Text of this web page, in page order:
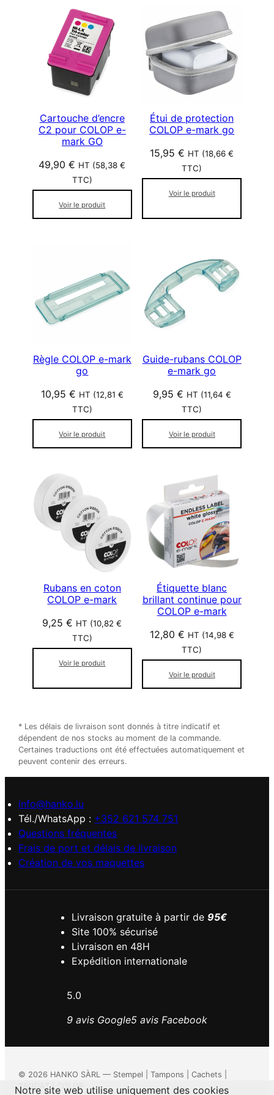
l
a
i
é
Cartouche d’encre
C2 pour COLOP e-
mark GO
49,90€ HT (58,38€
TTC)
Voir le produit
Étui de protection
COLOP e-mark go
15,95€ HT (18,66€
TTC)
Voir le produit
Règle COLOP e-mark
go
10,95 € HT (12,81 €
TTC)
Voir le produit
Guide-rubans COLOP
e-mark go
9,95 € HT (11,64 €
TTC)
Voir le produit
Rubans en coton
COLOP e-mark
9,25€ HT (10,82€
TTC)
Voir le produit
Étiquette blanc
brillant continue pour
COLOP e-mark
12,80 € HT (14,98 €
TTC)
Voir le produit
* Les délais de livraison sont donnés à titre indicatif et
dépendent de nos stocks au moment de la commande.
Certaines traductions ont été effectuées automatiquement et
peuvent contenir des erreurs.
info@hanko.lu
Tél./WhatsApp : +352 621 574 751
Questions fréquentes
Frais de port et délais de livraison
Création de vos maquettes
Livraison gratuite à partir de 95€
Site 100% sécurisé
Livraison en 48H
Expédition internationale
5.0
9 avis Google5 avis Facebook
© 2026 HANKO SÀRL — Stempel | Tampons | Cachets |
TRODAT | COLOP
Notre site web utilise uniquement des cookies